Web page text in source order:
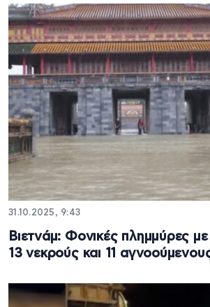
31.10.2025, 9:43
Βιετνάμ: Φονικές πλημμύρες
13 νεκρούς και 11